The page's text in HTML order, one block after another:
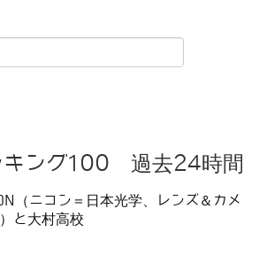
キング100 過去24時間
（ニコン＝日本光学、レンズ＆カメ
と大村高校